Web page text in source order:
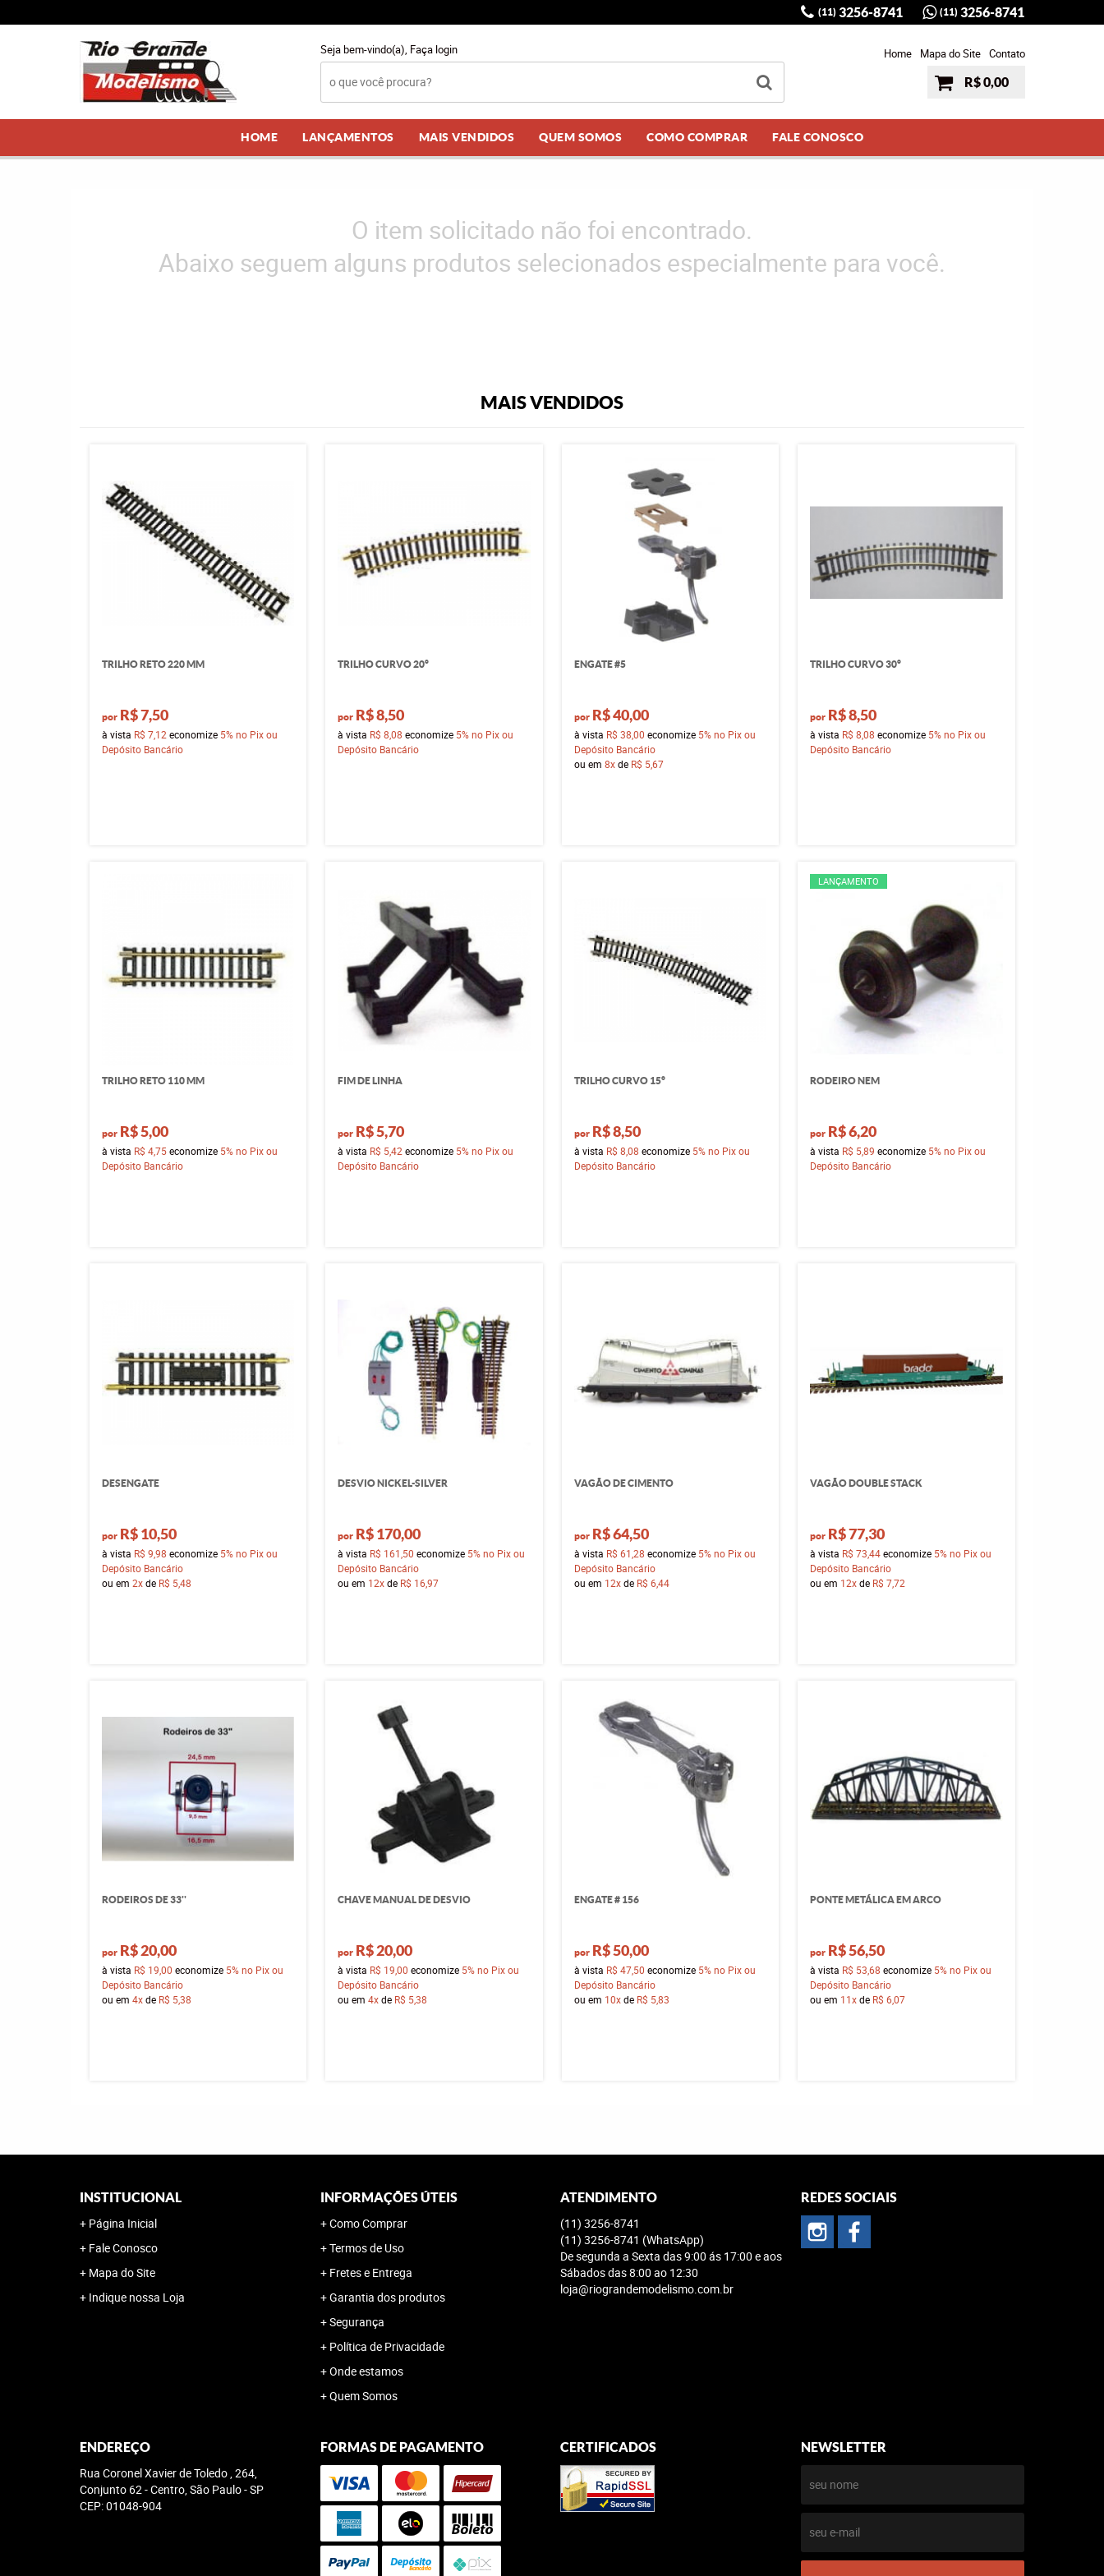
(11) 3256-8741 (11) 3256-8741
Seja bem-vindo(a), Faça login Home Mapa do Site Contato
R$ 0,00
HOME LANÇAMENTOS MAIS VENDIDOS QUEM SOMOS COMO COMPRAR FALE CONOSCO
O item solicitado não foi encontrado.
Abaixo seguem alguns produtos selecionados especialmente para você.
MAIS VENDIDOS
TRILHO RETO 220 MM
por R$ 7,50
à vista R$ 7,12 economize 5% no Pix ou
Depósito Bancário
TRILHO CURVO 20°
por R$ 8,50
à vista R$ 8,08 economize 5%no Pix ou
Depósito Bancário
ENGATE #5
por R$ 40,00
à vista R$ 38,00 economize 5% no Pix ou
Depósito Bancário
ou em 8xde R$ 5,67
TRILHO CURVO 30°
por R$ 8,50
à vista R$ 8,08 economize 5%no Pix ou
Depósito Bancário
TRILHO RETO 110 MM
por R$ 5,00
à vista R$ 4,75economize 5% no Pix ou
Depósito Bancário
FIM DE LINHA
por R$ 5,70
à vista R$ 5,42 economize 5%no Pix ou
Depósito Bancário
TRILHO CURVO 15°
por R$ 8,50
à vista R$ 8,08 economize 5% no Pix ou
Depósito Bancário
LANÇAMENTO
RODEIRO NEM
por R$ 6,20
à vista R$ 5,89 economize 5%no Pix ou
Depósito Bancário
DESENGATE
por R$ 10,50
à vista R$ 9,98 economize 5% no Pix ou
Depósito Bancário
ou em 2xde R$ 5,48
DESVIO NICKEL-SILVER
por R$ 170,00
à vista R$ 161,50 economize 5%no Pix ou
Depósito Bancário
ou em 12xde R$ 16,97
VAGÃO DE CIMENTO
por R$ 64,50
à vista R$ 61,28 economize 5% no Pix ou
Depósito Bancário
ou em 12xde R$ 6,44
VAGÃO DOUBLE STACK
por R$ 77,30
à vista R$ 73,44economize 5%no Pix ou
Depósito Bancário
ou em 12xde R$ 7,72
RODEIROS DE 33''
por R$ 20,00
à vista R$ 19,00 economize 5% no Pix ou
Depósito Bancário
ou em 4xde R$ 5,38
CHAVE MANUAL DE DESVIO
por R$ 20,00
à vista R$ 19,00 economize 5%no Pix ou
Depósito Bancário
ou em 4xde R$ 5,38
ENGATE # 156
por R$ 50,00
à vista R$ 47,50 economize 5% no Pix ou
Depósito Bancário
ou em 10xde R$ 5,83
PONTE METÁLICA EM ARCO
por R$ 56,50
à vista R$ 53,68 economize 5%no Pix ou
Depósito Bancário
ou em 11xde R$ 6,07
INSTITUCIONAL
Página Inicial
Fale Conosco
Mapa do Site
Indique nossa Loja
INFORMAÇÕES ÚTEIS
Como Comprar
Termos de Uso
Fretes e Entrega
Garantia dos produtos
Segurança
Política de Privacidade
Onde estamos
Quem Somos
ATENDIMENTO
(11) 3256-8741
(11) 3256-8741 (WhatsApp)
De segunda a Sexta das 9:00 ás 17:00 e aos
Sábados das 8:00 ao 12:30
loja@riograndemodelismo.com.br
REDES SOCIAIS
ENDEREÇO
Rua Coronel Xavier de Toledo , 264,
Conjunto 62-Centro, São Paulo-SP
CEP: 01048-904
FORMAS DE PAGAMENTO CERTIFICADOS NEWSLETTER